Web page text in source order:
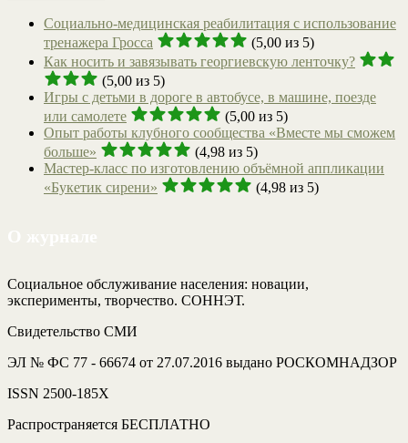
Социально-медицинская реабилитация с использование
тренажера Гросса
(5,00 из 5)
Как носить и завязывать георгиевскую ленточку?
(5,00 из 5)
Игры с детьми в дороге в автобусе, в машине, поезде
или самолете
(5,00 из 5)
Опыт работы клубного сообщества «Вместе мы сможем
больше»
(4,98 из 5)
Мастер-класс по изготовлению объёмной аппликации
«Букетик сирени»
(4,98 из 5)
Социальное обслуживание населения: новации,
эксперименты, творчество. СОННЭТ.
Свидетельство СМИ
ЭЛ № ФС 77 - 66674 от 27.07.2016 выдано РОСКОМНАДЗОР
ISSN 2500-185Х
Распространяется БЕСПЛАТНО